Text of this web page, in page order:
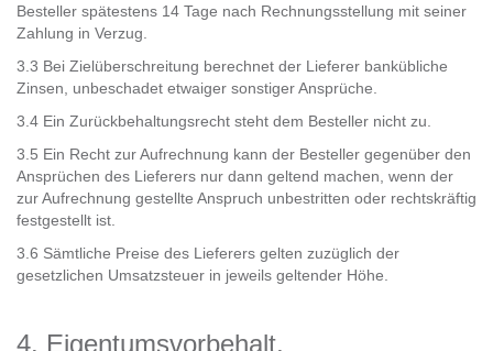
Besteller spätestens 14 Tage nach Rechnungsstellung mit seiner
Zahlung in Verzug.
3.3 Bei Zielüberschreitung berechnet der Lieferer bankübliche
Zinsen, unbeschadet etwaiger sonstiger Ansprüche.
3.4 Ein Zurückbehaltungsrecht steht dem Besteller nicht zu.
3.5 Ein Recht zur Aufrechnung kann der Besteller gegenüber den
Ansprüchen des Lieferers nur dann geltend machen, wenn der
zur Aufrechnung gestellte Anspruch unbestritten oder rechtskräftig
festgestellt ist.
3.6 Sämtliche Preise des Lieferers gelten zuzüglich der
gesetzlichen Umsatzsteuer in jeweils geltender Höhe.
4. Eigentumsvorbehalt,